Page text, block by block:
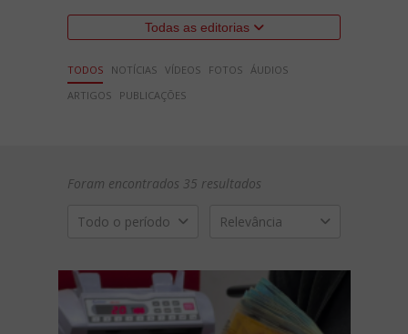
Todas as editorias
TODOS NOTÍCIAS VÍDEOS FOTOS ÁUDIOS
ARTIGOS
PUBLICAÇÕES
Foram encontrados 35 resultados
Todo o período Relevância